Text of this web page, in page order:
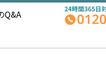
Q&A